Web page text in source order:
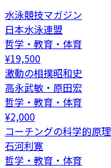
水泳競技マガジン
日本水泳連盟
哲学・教育・体育
¥19,500
激動の相撲昭和史
高永武敏・原田宏
哲学・教育・体育
¥2,000
コーチングの科学的原理
石河利寛
哲学・教育・体育